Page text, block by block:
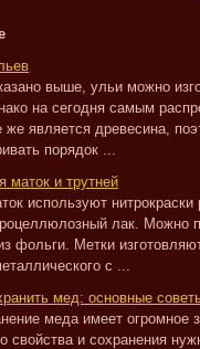
выше, ульи можно
на сегодня самым
же является древесина,
порядок ...
маток и трутней
используют нитрокраски
лак. Можно
фольги. Метки
с ...
мед: основные
меда имеет огромное
свойства и сохранения